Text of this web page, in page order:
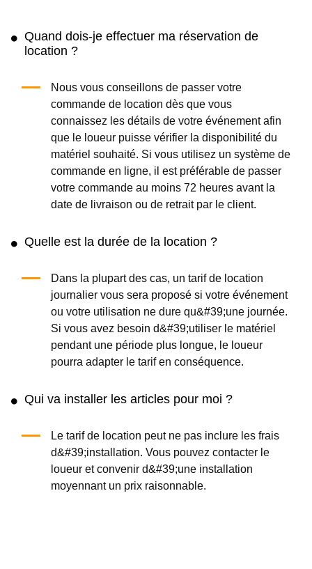
Quand dois-je effectuer ma réservation de
location ?
Nous vous conseillons de passer votre
commande de location dès que vous
connaissez les détails de votre événement afin
que le loueur puisse vérifier la disponibilité du
matériel souhaité. Si vous utilisez un système de
commande en ligne, il est préférable de passer
votre commande au moins 72 heures avant la
date de livraison ou de retrait par le client.
Quelle est la durée de la location ?
Dans la plupart des cas, un tarif de location
journalier vous sera proposé si votre événement
ou votre utilisation ne dure qu&#39;une journée.
Si vous avez besoin d&#39;utiliser le matériel
pendant une période plus longue, le loueur
pourra adapter le tarif en conséquence.
Qui va installer les articles pour moi ?
Le tarif de location peut ne pas inclure les frais
d&#39;installation. Vous pouvez contacter le
loueur et convenir d&#39;une installation
moyennant un prix raisonnable.